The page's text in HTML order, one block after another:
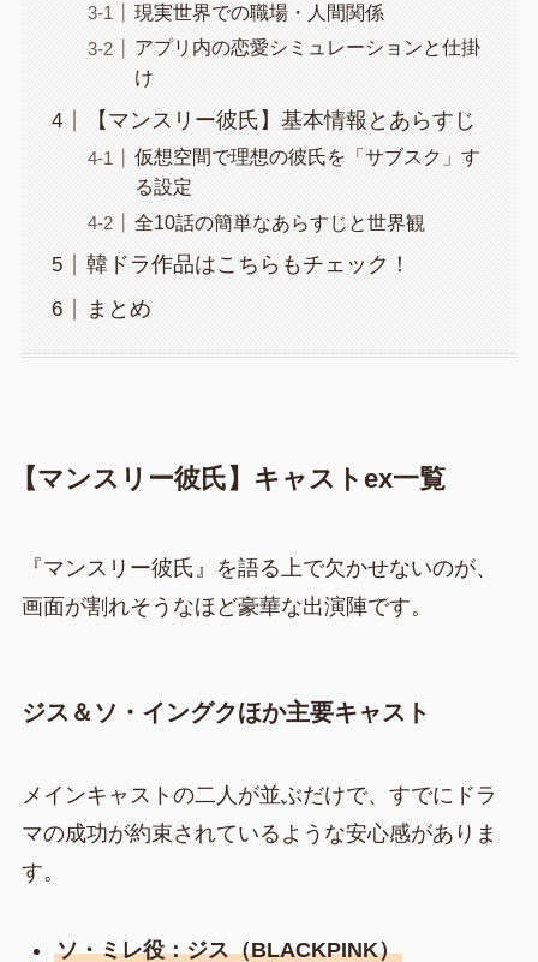
現実世界での職場・人間関係
アプリ内の恋愛シミュレーションと仕掛
け
【マンスリー彼氏】基本情報とあらすじ
仮想空間で理想の彼氏を「サブスク」す
る設定
全10話の簡単なあらすじと世界観
韓ドラ作品はこちらもチェック！
まとめ
【マンスリー彼氏】キャストex一覧
『マンスリー彼氏』を語る上で欠かせないのが、
画面が割れそうなほど豪華な出演陣です。
ジス＆ソ・イングクほか主要キャスト
メインキャストの二人が並ぶだけで、すでにドラ
マの成功が約束されているような安心感がありま
す。
ソ・ミレ役：ジス（BLACKPINK）